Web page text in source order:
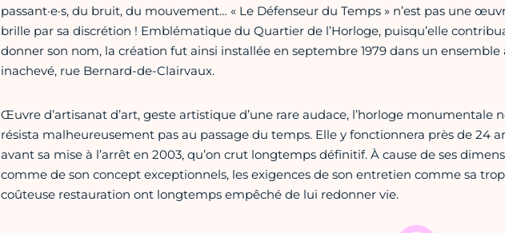
passant·e·s, du bruit, du mouvement… « Le Défenseur du Temps » n’est pas une
brille par sa discrétion ! Emblématique du Quartier de l’Horloge, puisqu’elle
donner son nom, la création fut ainsi installée en septembre 1979 dans un ensemble
inachevé, rue Bernard-de-Clairvaux.
Œuvre d’artisanat d’art, geste artistique d’une rare audace, l’horloge monumentale
résista malheureusement pas au passage du temps. Elle y fonctionnera près de 24
avant sa mise à l’arrêt en 2003, qu’on crut longtemps définitif. À cause de ses
comme de son concept exceptionnels, les exigences de son entretien comme sa trop
coûteuse restauration ont longtemps empêché de lui redonner vie.